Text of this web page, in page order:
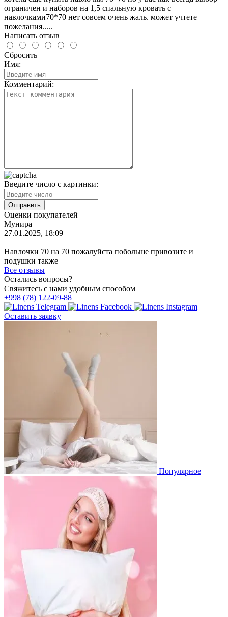
ограничен и наборов на 1,5 спальную кровать с
навлочками70*70 нет совсем очень жаль. может учтете
пожелания.....
Написать отзыв
Сбросить
Имя:
Комментарий:
Введите число с картинки:
Оценки покупателей
Мунира
27.01.2025, 18:09
Навлочки 70 на 70 пожалуйста побольше привозите и
подушки также
Все отзывы
Остались вопросы?
Свяжитесь с нами удобным способом
+998 (78) 122-09-88
Оставить заявку
Популярное